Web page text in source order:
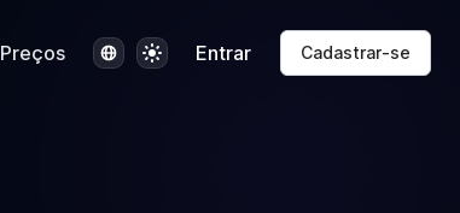
Preços IdiomaTema Entrar Cadastrar-se